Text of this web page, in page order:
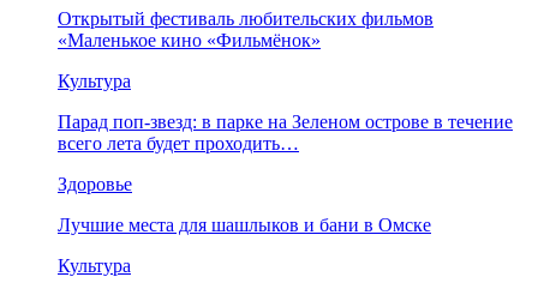
Открытый фестиваль любительских фильмов
«Маленькое кино «Фильмёнок»
Культура
Парад поп-звезд: в парке на Зеленом острове в течение
всего лета будет проходить…
Здоровье
Лучшие места для шашлыков и бани в Омске
Культура